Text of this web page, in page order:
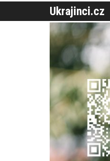
Ukrajinci.cz